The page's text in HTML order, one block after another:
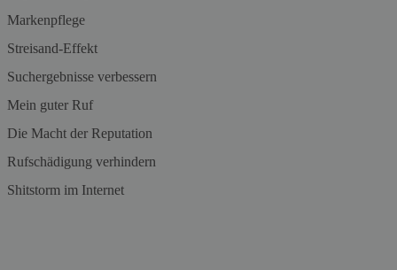
Markenpflege
Streisand-Effekt
Suchergebnisse verbessern
Mein guter Ruf
Die Macht der Reputation
Rufschädigung verhindern
Shitstorm im Internet